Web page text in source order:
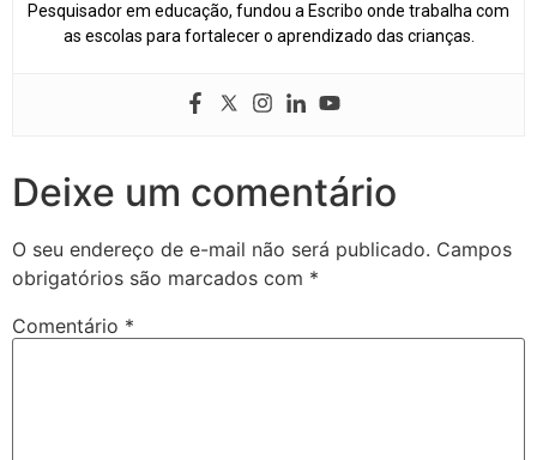
Pesquisador em educação, fundou a Escribo onde trabalha com
as escolas para fortalecer o aprendizado das crianças.
Deixe um comentário
O seu endereço de e-mail não será publicado. Campos
obrigatórios são marcados com *
Comentário *